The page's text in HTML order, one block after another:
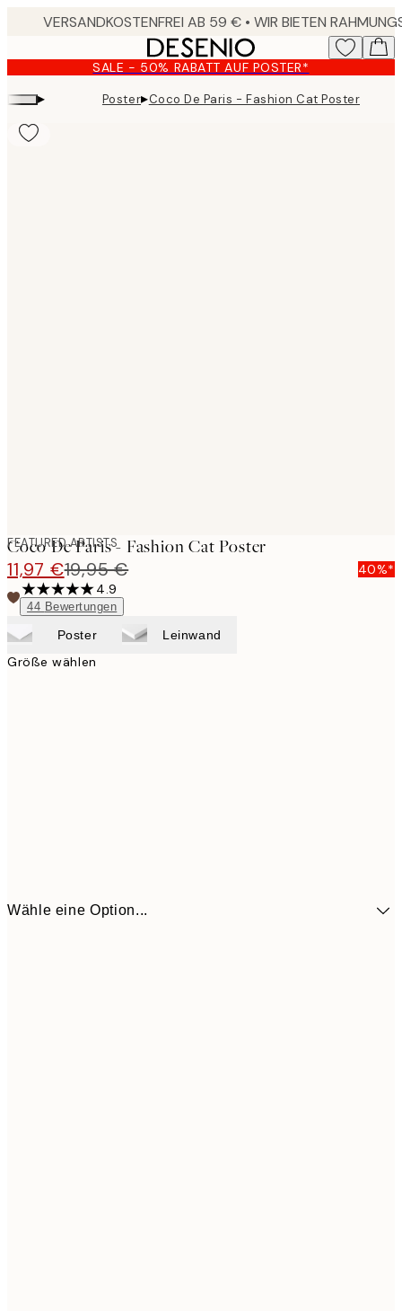
content.
SALE - 50% RABATT AUF POSTER*
▸ Poster▸Coco De Paris - Fashion Cat Poster
FEATURED ARTISTS
Coco De Paris - Fashion Cat Poster
11,97 €19,95 €
40%*
4.9
44 Bewertungen
Poster Leinwand
Größe wählen
Wähle eine Option...